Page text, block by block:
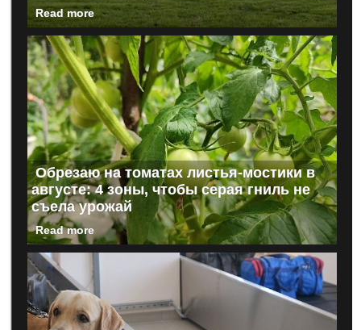
Read more
Обрезаю на томатах листья-мостики в
августе: 4 зоны, чтобы серая гниль не
съела урожай
Read more